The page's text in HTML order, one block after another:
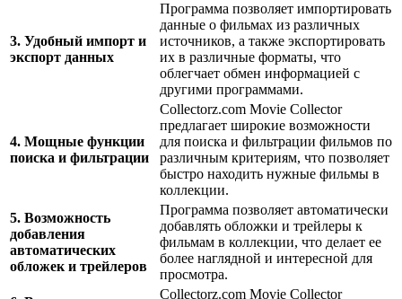
3. Удобный импорт и
экспорт данных
Программа позволяет импортировать
данные о фильмах из различных
источников, а также экспортировать
их в различные форматы, что
облегчает обмен информацией с
другими программами.
4. Мощные функции
поиска и фильтрации
Collectorz.com Movie Collector
предлагает широкие возможности
для поиска и фильтрации фильмов по
различным критериям, что позволяет
быстро находить нужные фильмы в
коллекции.
5. Возможность
добавления
автоматических
обложек и трейлеров
Программа позволяет автоматически
добавлять обложки и трейлеры к
фильмам в коллекции, что делает ее
более наглядной и интересной для
просмотра.
Collectorz.com Movie Collector